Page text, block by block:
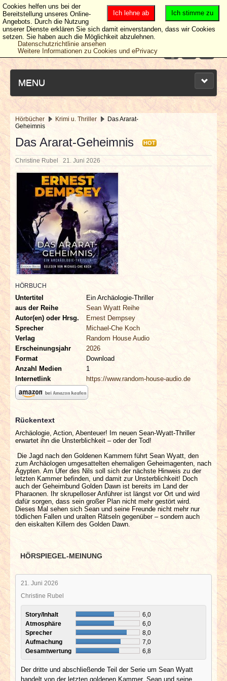
MENU
NEUESTE ARTIKEL
NEWS & DATES
BERICHTE
VERLOSUNGEN
INTERVIEWS
SPECIALS
REDAKTION
LINKS
ARCHIV
Hörbücher Krimi u. Thriller
Das Ararat-
Geheimnis
Das Ararat-Geheimnis HOT
Christine Rubel 21. Juni 2026
HÖRBUCH
Untertitel
Ein Archäologie-Thriller
aus der Reihe
Sean Wyatt Reihe
Autor(en) oder Hrsg.
Ernest Dempsey
Sprecher
Michael-Che Koch
Verlag
Random House Audio
Erscheinungsjahr
2026
Format
Download
Anzahl Medien
1
Internetlink
https://www.random-house-audio.de
Rückentext
Archäologie, Action, Abenteuer! Im neuen Sean-Wyatt-Thriller
erwartet ihn die Unsterblichkeit – oder der Tod!
Die Jagd nach den Goldenen Kammern führt Sean Wyatt, den
zum Archäologen umgesattelten ehemaligen Geheimagenten, nach
Ägypten. Am Ufer des Nils soll sich der nächste Hinweis zu der
letzten Kammer befinden, und damit zur Unsterblichkeit! Doch
auch der Geheimbund Golden Dawn ist bereits im Land der
Pharaonen. Ihr skrupelloser Anführer ist längst vor Ort und wird
dafür sorgen, dass sein großer Plan nicht mehr gestört wird.
Dieses Mal sehen sich Sean und seine Freunde nicht mehr nur
tödlichen Fallen und uralten Rätseln gegenüber – sondern auch
den eiskalten Killern des Golden Dawn.
HÖRSPIEGEL-MEINUNG
21. Juni 2026
Christine Rubel
Story/Inhalt
6,0
Atmosphäre
6,0
Sprecher
8,0
Aufmachung
7,0
Gesamtwertung
6,8
Der dritte und abschließende Teil der Serie um Sean Wyatt
handelt von der letzten goldenen Kammer. Sean und seine
Ich stimme zu
Ich lehne ab
Cookies helfen uns bei der
Bereitstellung unseres Online-
Angebots. Durch die Nutzung
unserer Dienste erklären Sie sich damit einverstanden, dass wir Cookies
setzen. Sie haben auch die Möglichkeit abzulehnen.
Datenschutzrichtlinie ansehen
Weitere Informationen zu Cookies und ePrivacy